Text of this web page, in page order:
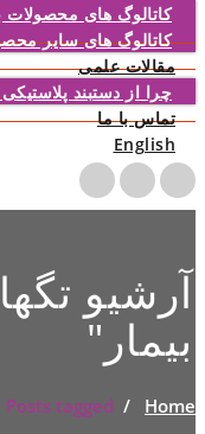
کاتالوگ های محصولات
کاتالوگ های سایر
مقالات علمی
چرا از دستبند
تماس با ما
English
آرشیو
بیمار "
Home
/ Posts tagged "لیبل دارو بیمار"